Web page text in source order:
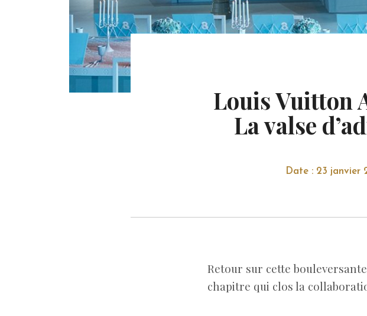
Louis Vuitton
La valse
Date : 23 janvier
Retour sur cette
chapitre qui clos la